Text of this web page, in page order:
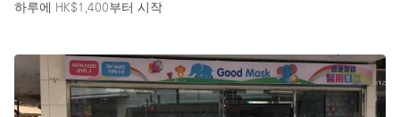
하루에 HK$1,400부터 시작